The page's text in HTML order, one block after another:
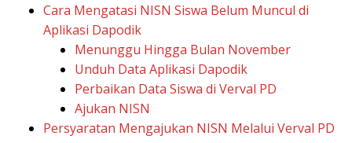
Cara Mengatasi NISN Siswa Belum Muncul di
Aplikasi Dapodik
Menunggu Hingga Bulan November
Unduh Data Aplikasi Dapodik
Perbaikan Data Siswa di Verval PD
Ajukan NISN
Persyaratan Mengajukan NISN Melalui Verval PD